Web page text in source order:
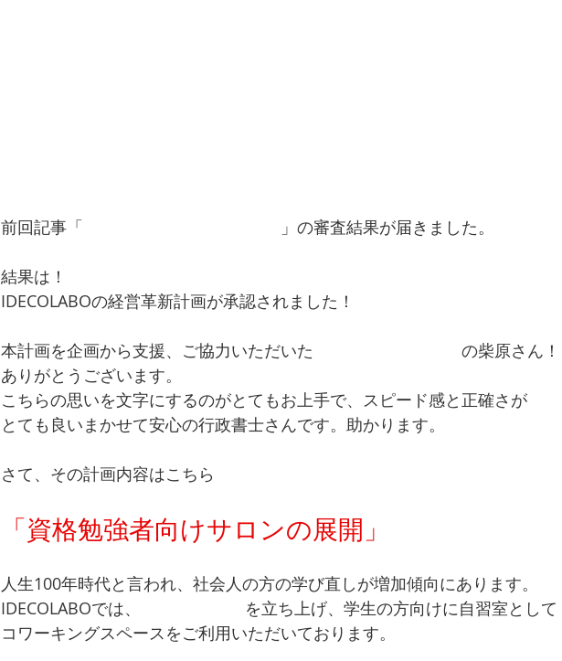
前回記事「 」の審査結果が届きました。
結果は！
IDECOLABOの経営革新計画が承認されました！
本計画を企画から支援、ご協力いただいた
の柴原さん！
ありがとうございます。
こちらの思いを文字にするのがとてもお上手で、スピード感と正確さが
とても良いまかせて安心の行政書士さんです。助かります。
さて、その計画内容はこちら
「資格勉強者向けサロンの展開」
人生100年時代と言われ、社会人の方の学び直しが増加傾向にあります。
IDECOLABOでは、
を立ち上げ、学生の方向けに自習室として
コワーキングスペースをご利用いただいております。